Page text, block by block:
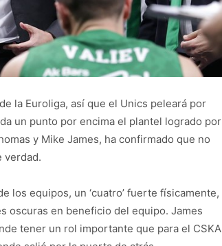
la Euroliga, así que el Unics peleará por
un punto por encima el plantel logrado por
y Mike James, ha confirmado que no
verdad.
los equipos, un ‘cuatro’ fuerte físicamente,
oscuras en beneficio del equipo. James
tener un rol importante que para el CSKA